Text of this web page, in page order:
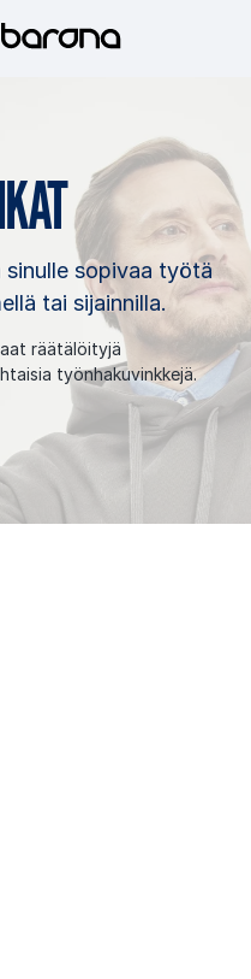
sinulle sopivaa työtä
tai sijainnilla.
räätälöityjä
työnhakuvinkkejä.